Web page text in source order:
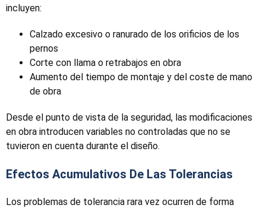
incluyen:
Calzado excesivo o ranurado de los orificios de los
pernos
Corte con llama o retrabajos en obra
Aumento del tiempo de montaje y del coste de mano
de obra
Desde el punto de vista de la seguridad, las modificaciones
en obra introducen variables no controladas que no se
tuvieron en cuenta durante el diseño.
Efectos Acumulativos De Las Tolerancias
Los problemas de tolerancia rara vez ocurren de forma